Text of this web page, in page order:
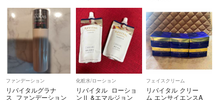
ファンデーション
リバイタルグラナ
ス ファンデーション
化粧水/ローション
リバイタル ローショ
ンⅡ &エマルジョン
フェイスクリーム
リバイタル クリー
ム エンサイエンスA